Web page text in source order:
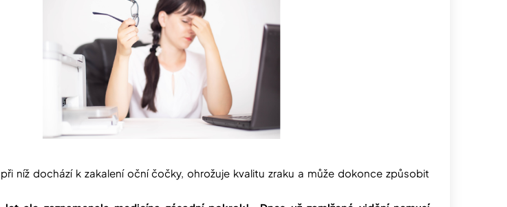
níž dochází k zakalení oční čočky, ohrožuje kvalitu zraku a může dokonce způsobit